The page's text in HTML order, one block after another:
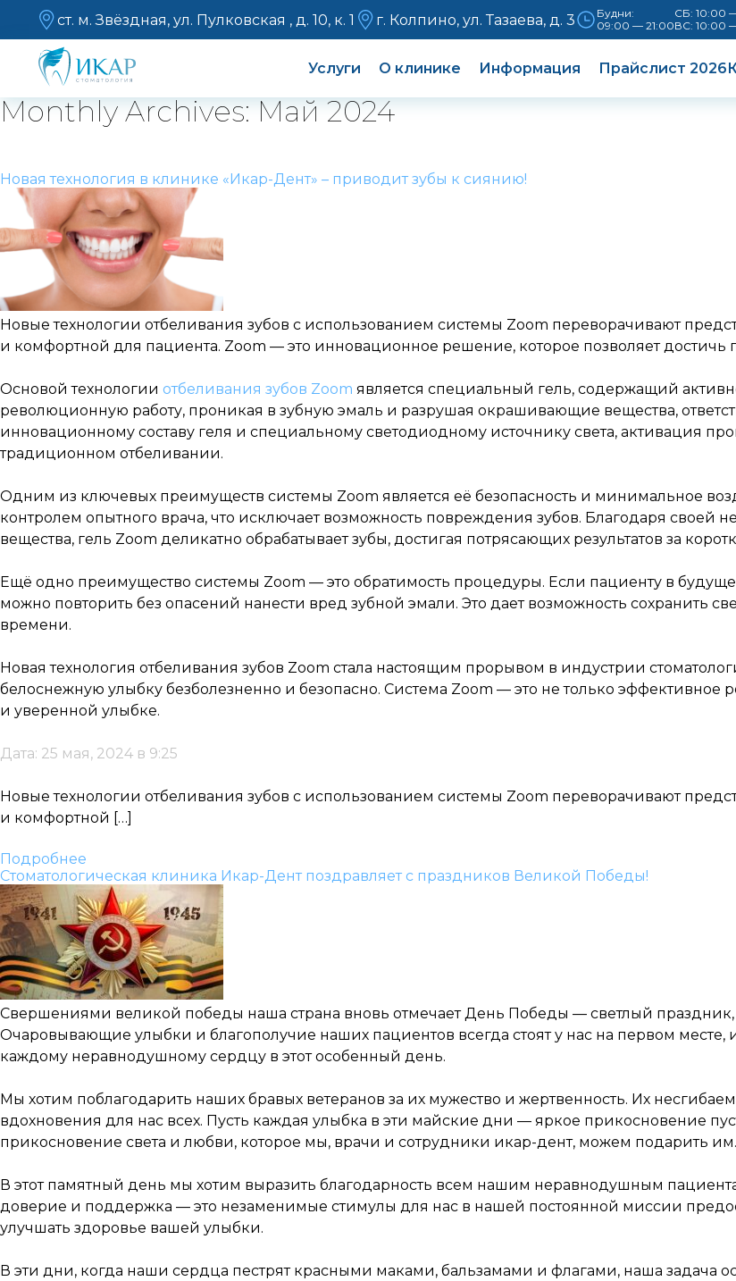
ст. м. Звёздная, ул. Пулковская , д. 10, к. 1 г. Колпино, ул. Тазаева, д. 3
Будни:
09:00 — 21:00
СБ: 10:00
ВС: 10:00
Услуги О клинике Информация Прайслист 2026
Monthly Archives: Май 2024
Новая технология в клинике «Икар-Дент» – приводит зубы к сиянию!
Новые технологии отбеливания зубов с использованием системы Zoom переворачивают
и комфортной для пациента. Zoom — это инновационное решение, которое позволяет достичь
Основой технологии отбеливания зубов Zoom является специальный гель, содержащий
революционную работу, проникая в зубную эмаль и разрушая окрашивающие вещества,
инновационному составу геля и специальному светодиодному источнику света, активация
традиционном отбеливании.
Одним из ключевых преимуществ системы Zoom является её безопасность и минимальное
контролем опытного врача, что исключает возможность повреждения зубов. Благодаря
вещества, гель Zoom деликатно обрабатывает зубы, достигая потрясающих результатов за
Ещё одно преимущество системы Zoom — это обратимость процедуры. Если пациенту в
можно повторить без опасений нанести вред зубной эмали. Это дает возможность сохранить
времени.
Новая технология отбеливания зубов Zoom стала настоящим прорывом в индустрии
белоснежную улыбку безболезненно и безопасно. Система Zoom — это не только
и уверенной улыбке.
Дата: 25 мая, 2024 в 9:25
Новые технологии отбеливания зубов с использованием системы Zoom переворачивают
и комфортной […]
Подробнее
Стоматологическая клиника Икар-Дент поздравляет с праздников Великой Победы!
Свершениями великой победы наша страна вновь отмечает День Победы — светлый
Очаровывающие улыбки и благополучие наших пациентов всегда стоят у нас на первом
каждому неравнодушному сердцу в этот особенный день.
Мы хотим поблагодарить наших бравых ветеранов за их мужество и жертвенность. Их
вдохновения для нас всех. Пусть каждая улыбка в эти майские дни — яркое прикосновение
прикосновение света и любви, которое мы, врачи и сотрудники икар-дент, можем подарить им.
В этот памятный день мы хотим выразить благодарность всем нашим неравнодушным
доверие и поддержка — это незаменимые стимулы для нас в нашей постоянной миссии
улучшать здоровье вашей улыбки.
В эти дни, когда наши сердца пестрят красными маками, бальзамами и флагами, наша задача